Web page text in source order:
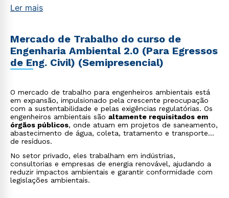
Ler mais
Mercado de Trabalho do curso de
Engenharia Ambiental 2.0 (Para Egressos
de Eng. Civil) (Semipresencial)
O mercado de trabalho para engenheiros ambientais está
em expansão, impulsionado pela crescente preocupação
com a sustentabilidade e pelas exigências regulatórias. Os
engenheiros ambientais são altamente requisitados em
órgãos públicos, onde atuam em projetos de saneamento,
abastecimento de água, coleta, tratamento e transporte
de resíduos.
No setor privado, eles trabalham em indústrias,
consultorias e empresas de energia renovável, ajudando a
reduzir impactos ambientais e garantir conformidade com
legislações ambientais.